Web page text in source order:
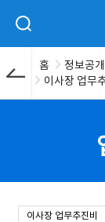
검색 입력폼 열기
홈 정보공개
이사장 업무
이사장 업무추진비